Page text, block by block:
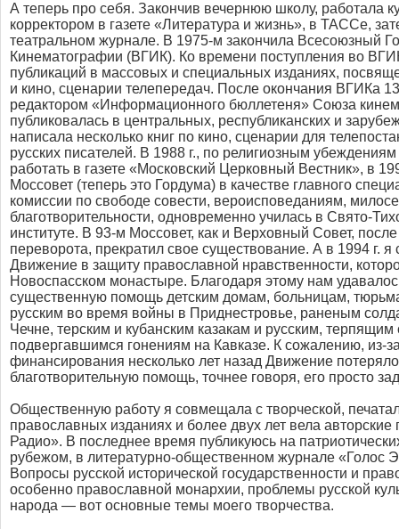
А теперь про себя. Закончив вечернюю школу, работала
корректором в газете «Литература и жизнь», в ТАССе,
театральном журнале. В 1975-м закончила Всесоюзный
Кинематографии (ВГИК). Ко времени поступления во
публикаций в массовых и специальных изданиях,
и кино, сценарии телепередач. После окончания ВГИКа
редактором «Информационного бюллетеня» Союза
публиковалась в центральных, республиканских и
написала несколько книг по кино, сценарии для
русских писателей. В 1988 г., по религиозным
работать в газете «Московский Церковный Вестник», в
Моссовет (теперь это Гордума) в качестве главного
комиссии по свободе совести, вероисповеданиям,
благотворительности, одновременно училась в Свято-
институте. В 93-м Моссовет, как и Верховный Совет, после
переворота, прекратил свое существование. А в 1994 г.
Движение в защиту православной нравственности,
Новоспасском монастыре. Благодаря этому нам
существенную помощь детским домам, больницам,
русским во время войны в Приднестровье, раненым
Чечне, терским и кубанским казакам и русским,
подвергавшимся гонениям на Кавказе. К сожалению, из-
финансирования несколько лет назад Движение
благотворительную помощь, точнее говоря, его просто
Общественную работу я совмещала с творческой,
православных изданиях и более двух лет вела
Радио». В последнее время публикуюсь на
рубежом, в литературно-общественном журнале «Голос
Вопросы русской исторической государственности и
особенно православной монархии, проблемы русской
народа — вот основные темы моего творчества.